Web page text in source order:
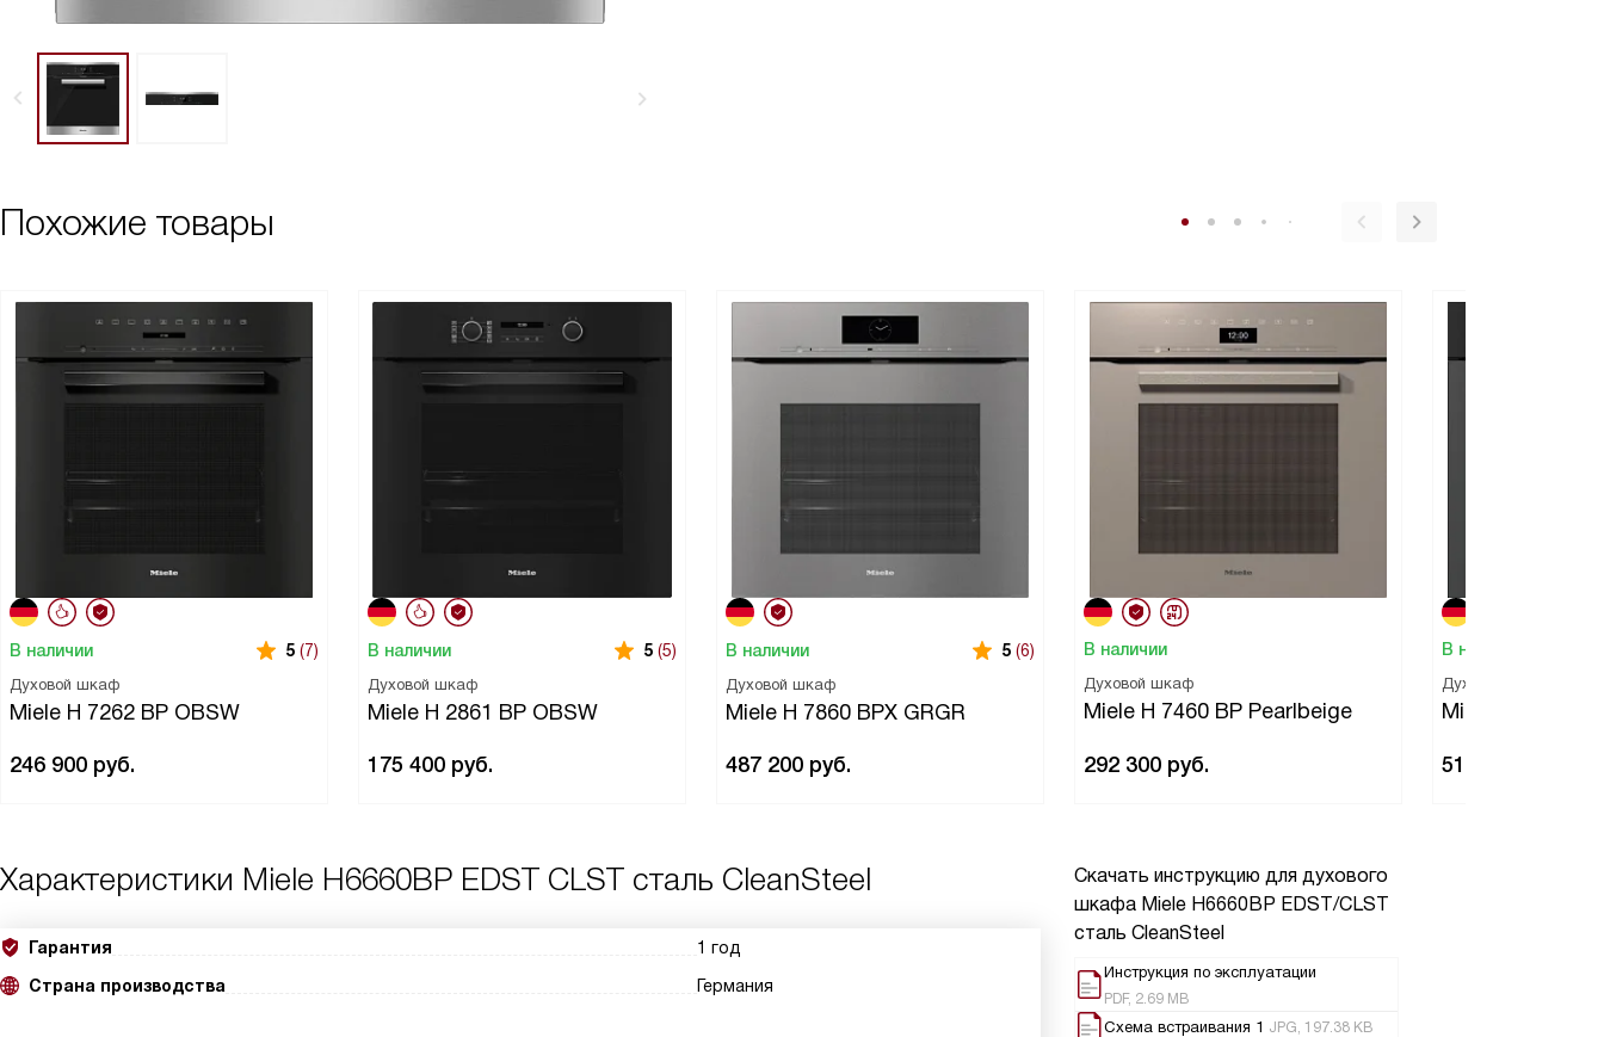
Похожие товары
В наличии 5 (7)
Духовой шкаф
Miele H 7262 BP OBSW
246 900 руб.
В наличии 5 (5)
Духовой шкаф
Miele H 2861 BP OBSW
175 400 руб.
В наличии 5 (6)
Духовой шкаф
Miele H 7860 BPX GRGR
487 200 руб.
В наличии
Духовой шкаф
Miele H 7460 BP Pearlbeige
292 300 руб.
В наличии
Духовой шкаф
Miele H 7860
519 600
Скачать инструкцию для духового
шкафа Miele H6660BP EDST/CLST
сталь CleanSteel
Инструкция по эксплуатации
PDF, 2.69 MB
Схема встраивания 1 JPG, 197.38 KB
Характеристики Miele H6660BP EDST CLST сталь CleanSteel
Гарантия
1 год
Страна производства
Германия